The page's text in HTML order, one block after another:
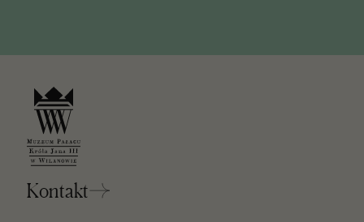
Kontakt